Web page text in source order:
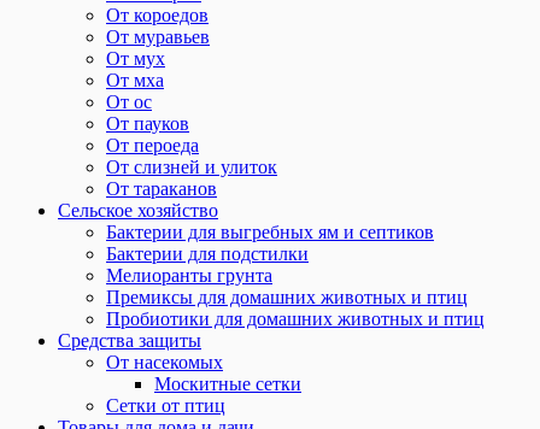
От короедов
От муравьев
От мух
От мха
От ос
От пауков
От пероеда
От слизней и улиток
От тараканов
Сельское хозяйство
Бактерии для выгребных ям и септиков
Бактерии для подстилки
Мелиоранты грунта
Премиксы для домашних животных и птиц
Пробиотики для домашних животных и птиц
Средства защиты
От насекомых
Москитные сетки
Сетки от птиц